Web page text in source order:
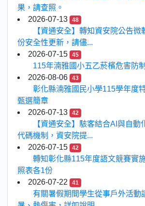
果，請查照。
2026-07-13
48
【資通安全】轉知資安院公告微
份安全性更新，請儘...
2026-07-15
45
115年湳雅國小五乙菸檳危害防
2026-08-06
43
彰化縣湳雅國民小學115學年度
甄選簡章
2026-07-13
42
【資通安全】駭客結合AI與自動
代碼機制，資安院提...
2026-07-15
42
轉知彰化縣115年度語文競賽實
照表各1份
2026-07-22
41
有關暑假期間學生從事戶外活動